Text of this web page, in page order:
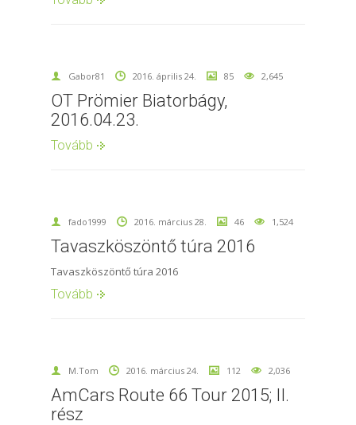
Gabor81 2016. április 24. 85 2,645
OT Prömier Biatorbágy,
2016.04.23.
Tovább
fado1999 2016. március 28. 46 1,524
Tavaszköszöntő túra 2016
Tavaszköszöntő túra 2016
Tovább
M.Tom 2016. március 24. 112 2,036
AmCars Route 66 Tour 2015; II.
rész